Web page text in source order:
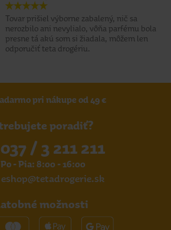
Tovar prišiel výborne zabalený, nič sa
nerozbilo ani nevylialo, vôňa parfému bola
presne tá akú som si žiadala, môžem len
odporučiť teta drogériu.
pri nákupe od 49 €
poradiť?
037 / 3 211 211
Po - Pia: 8:00 - 16:00
eshop@tetadrogerie.sk
možnosti